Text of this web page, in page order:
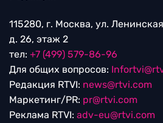
115280, г. Москва, ул.
д. 26, этаж 2
тел: +7 (499) 579-86-96
Для общих вопросов:
Редакция RTVI: news@rtvi.com
Маркетинг/PR: pr@rtvi.com
Реклама RTVI: adv-eu@rtvi.com